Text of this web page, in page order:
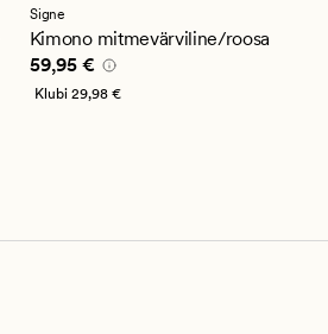
Signe
Kimono mitmevärviline/roosa
Pris_ee 59,95 €
59,95 €
Klubi 29,98 €